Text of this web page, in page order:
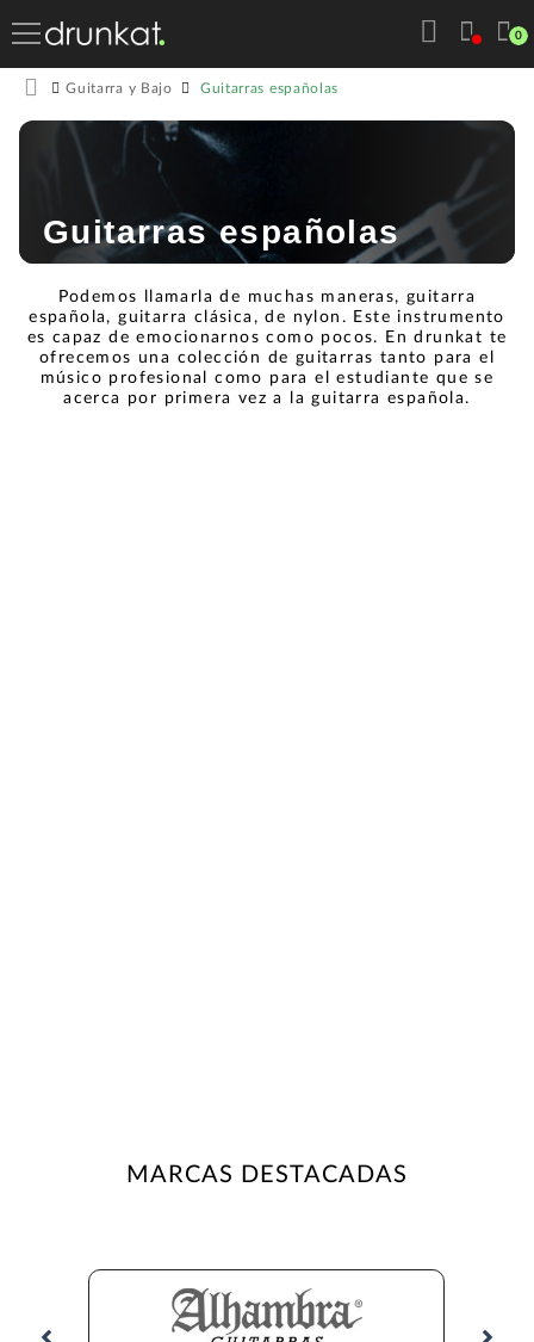
0
Guitarra y Bajo Guitarras españolas
Guitarras españolas
Podemos llamarla de muchas maneras, guitarra
española, guitarra clásica, de nylon. Este instrumento
es capaz de emocionarnos como pocos. En drunkat te
ofrecemos una colección de guitarras tanto para el
músico profesional como para el estudiante que se
acerca por primera vez a la guitarra española.
MARCAS DESTACADAS